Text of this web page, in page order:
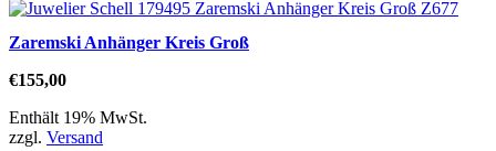
Zaremski Anhänger Kreis Groß
€155,00
Enthält 19% MwSt.
zzgl. Versand